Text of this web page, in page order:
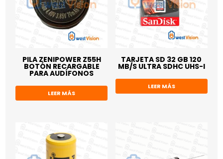
PILA ZENIPOWER Z55H
BOTÓN RECARGABLE
PARA AUDÍFONOS
LEER MÁS
TARJETA SD 32 GB 120
MB/S ULTRA SDHC UHS-I
LEER MÁS